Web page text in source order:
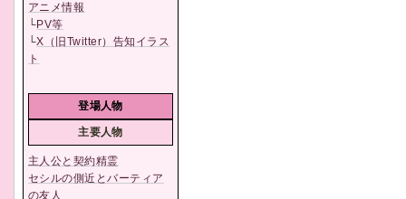
アニメ情報
└PV等
└X（旧Twitter）告知イラス
ト
登場人物
主要人物
主人公と契約精霊
セシルの側近とバーティア
の友人